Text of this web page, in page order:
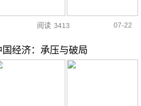
阅读 3413 07-22
经济：承压与破局